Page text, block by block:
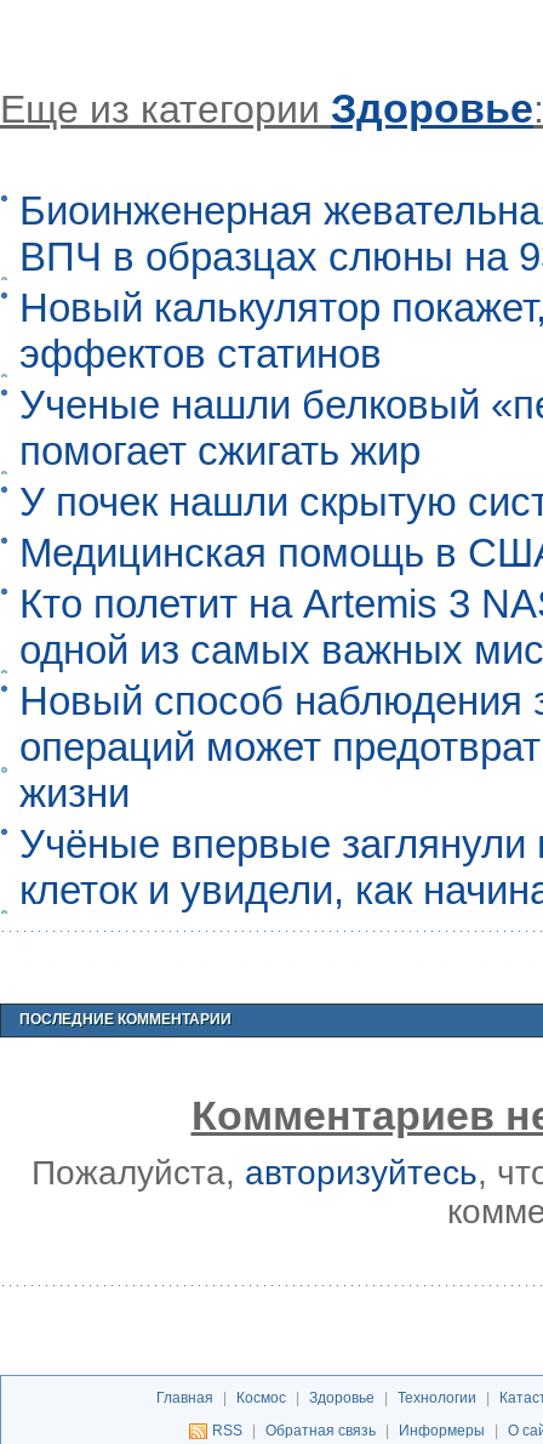
Еще из категории Здоровье:
Биоинженерная
ВПЧ в образцах слюны на
Новый калькулятор
эффектов статинов
Ученые нашли белковый
помогает сжигать жир
У почек нашли скрытую
Медицинская помощь в
Кто полетит на Artemis 3
одной из самых важных
Новый способ наблюдения
операций может
жизни
Учёные впервые
клеток и увидели, как
ПОСЛЕДНИЕ КОММЕНТАРИИ
Комментариев
Пожалуйста, авторизуйтесь,
Главная Космос Здоровье Технологии
RSS
Обратная связь Информеры О